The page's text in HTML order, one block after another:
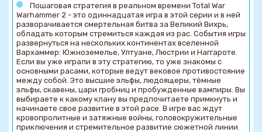
Пошаговая стратегия в реальном времени Total War
Warhammer 2 - это одиннадцатая игра в этой серии и в ней
разворачивается смертельная битва за Великий Вихрь,
обладать которым стремиться каждая из рас. События игры
развернуться на нескольких континентах вселенной
Вархаммер: Южноземелье, Ултуане, Люстрии и Наггароте.
Если вы уже играли в эту стратегию, то уже знакомы с
основными расами, которые ведут вековое противостояние
между собой. Это высшие эльфы, людоящеры, тёмные
эльфы, скавены, цари гробниц и пробужденные вампиры. Вы
выбираете к какому клану вы предпочитаете примкнуть и
начинаете свое развитие в этой расе. В игре вас ждут
кровопролитные и затяжные войны, головокружительные
приключения и стремительное развитие сюжетной линии.